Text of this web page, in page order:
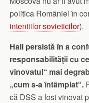
politica României în
intentiilor sovieticilor).
Hall persistă în a
responsabilităţii cu
vinovatul“ mai
„cum s-a întâmplat“.
că DSS a fost vinovat